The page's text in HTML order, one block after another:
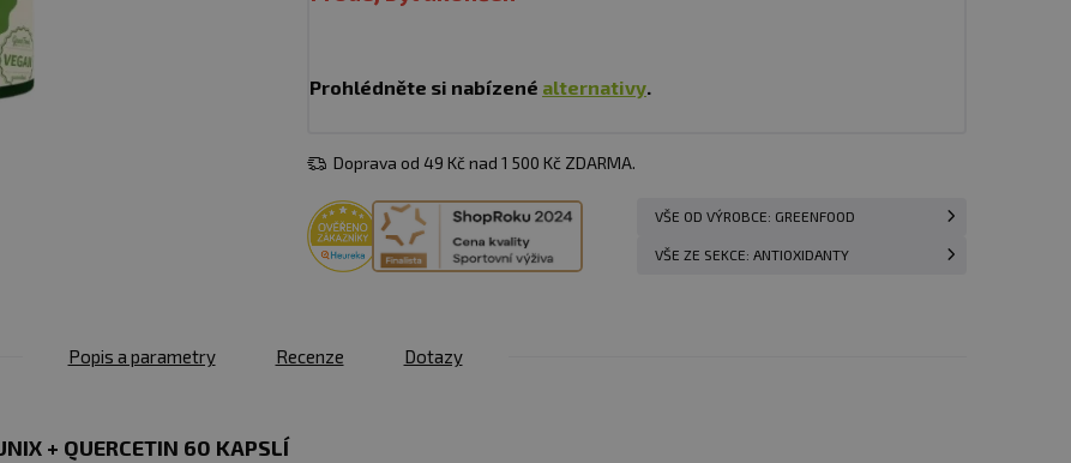
Prohlédněte si nabízené alternativy.
Doprava od 49 Kč nad 1 500 Kč ZDARMA.
VŠE OD VÝROBCE: GREENFOOD
VŠE ZE SEKCE: ANTIOXIDANTY
Popis a parametry Recenze Dotazy
+ QUERCETIN 60 KAPSLÍ